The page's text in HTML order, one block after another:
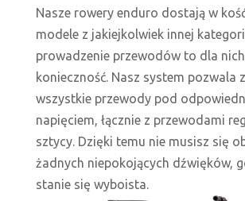
Nasze rowery enduro dostają w
modele z jakiejkolwiek innej
prowadzenie przewodów to dla
konieczność. Nasz system pozwala
wszystkie przewody pod
napięciem, łącznie z przewodami
sztycy. Dzięki temu nie musisz się
żadnych niepokojących dźwięków,
stanie się wyboista.